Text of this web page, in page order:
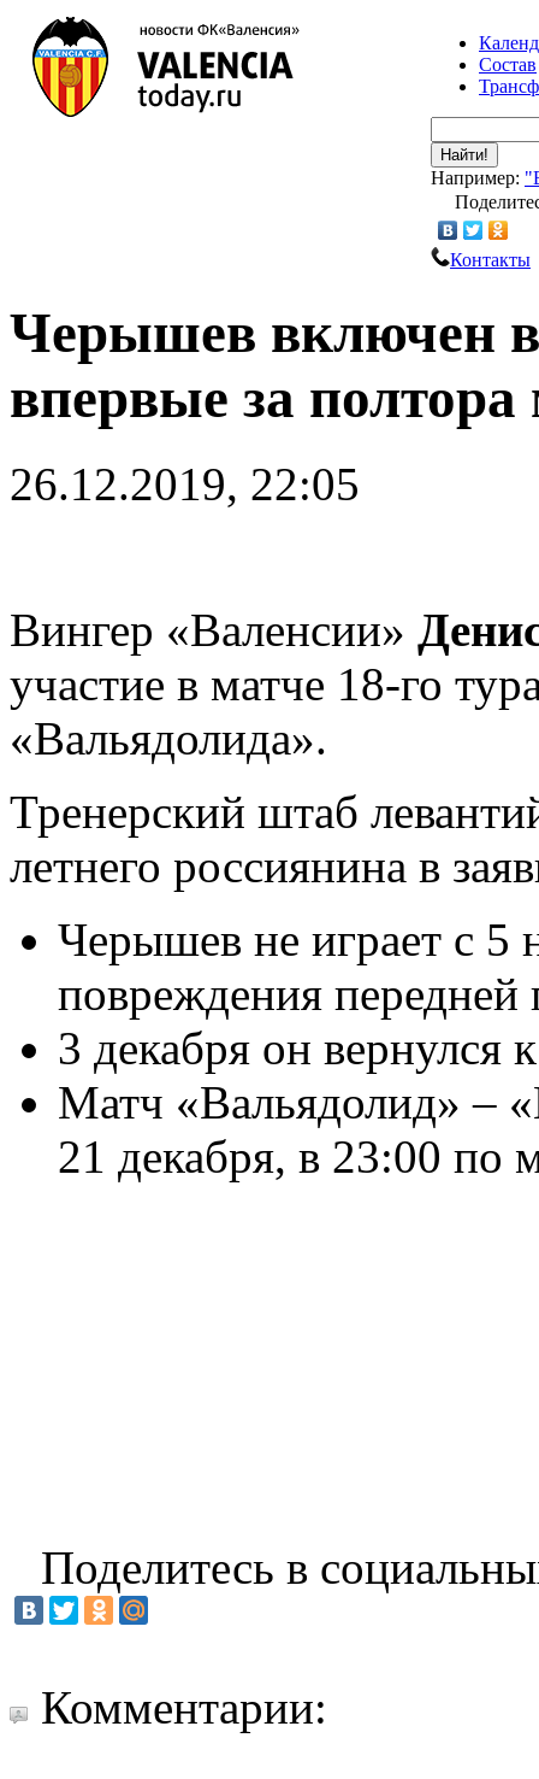
Состав
Найти!
Например:
Контакты
Черышев включен в
впервые за полтора
26.12.2019, 22:05
Вингер «Валенсии»
участие в матче 18-го
«Вальядолида».
Тренерский штаб
летнего россиянина в
Черышев не играет с 5
повреждения передней
3 декабря он вернулся
Матч «Вальядолид» –
21 декабря, в 23:00 по
Поделитесь в
Комментарии: